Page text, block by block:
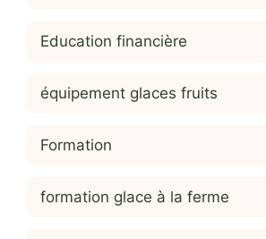
Education financière
équipement glaces fruits
Formation
formation glace à la ferme